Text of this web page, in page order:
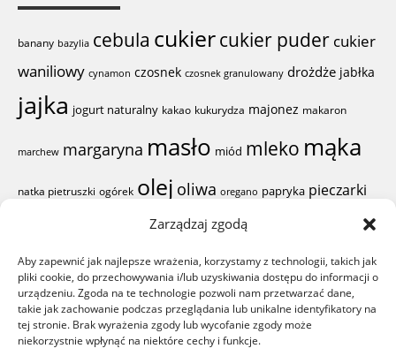
Zarządzaj zgodą
Aby zapewnić jak najlepsze wrażenia, korzystamy z technologii, takich jak
pliki cookie, do przechowywania i/lub uzyskiwania dostępu do informacji o
urządzeniu. Zgoda na te technologie pozwoli nam przetwarzać dane,
takie jak zachowanie podczas przeglądania lub unikalne identyfikatory na
tej stronie. Brak wyrażenia zgody lub wycofanie zgody może
niekorzystnie wpłynąć na niektóre cechy i funkcje.
banany bazylia cebula cukiercukier puder cukier
waniliowy cynamon czosnek czosnek granulowany drożdże jabłka
jajka jogurt naturalny kakao kukurydza majonez makaron
marchew margaryna masło miód mleko mąka
natka pietruszki ogórek olej oliwa oregano papryka pieczarki
pierś z kurczaka pomidor
pieczenia rodzynki ser ser żółty sok z cytryny szynka sól
wiórki kokosowe wodaząbki czosnkuśmietana żółtka